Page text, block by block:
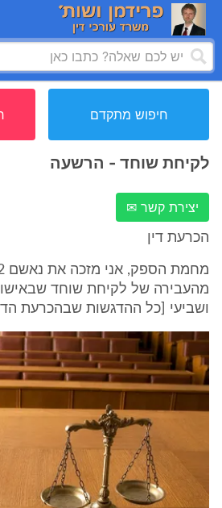
חיפוש מתקדם
לקיחת שוחד - הרשעה
יצירת קשר ✉
הכרעת דין
מהעבירה של לקיחת שוחד
ושביעי [כל ההדגשות שבהכרעת